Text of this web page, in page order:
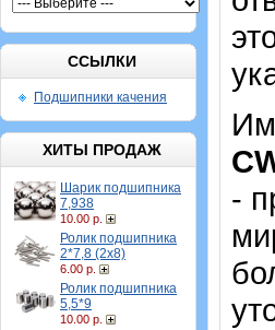
ССЫЛКИ
Подшипники качения
ХИТЫ ПРОДАЖ
Шарик подшипника
7,938
10.00 р.
Ролик подшипника
2*7,8 (2х8)
6.00 р.
Ролик подшипника
5,5*9
10.00 р.
-